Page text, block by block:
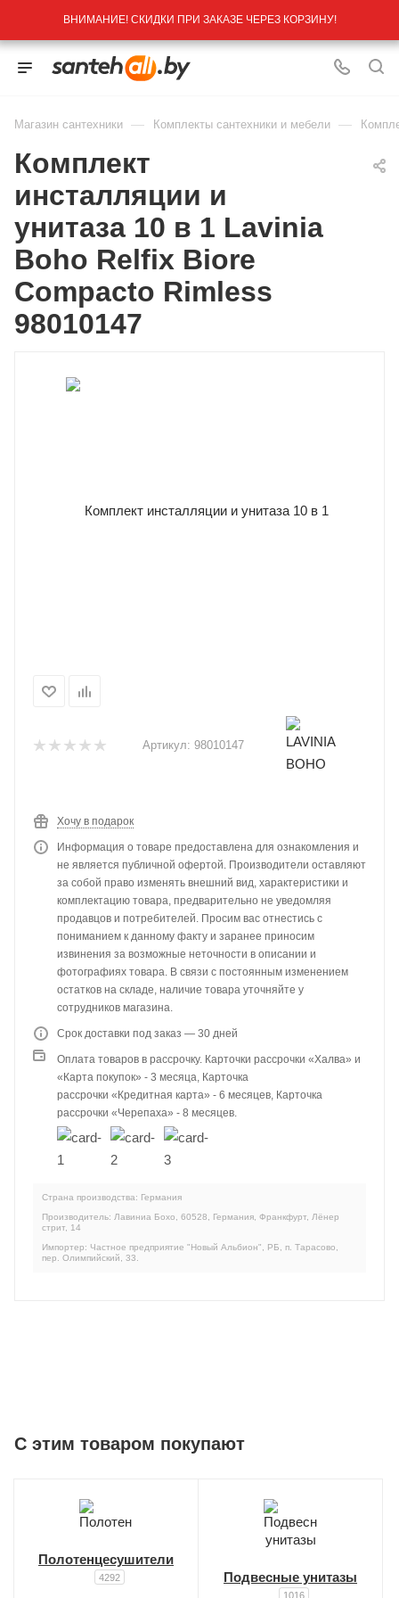
ВНИМАНИЕ! СКИДКИ ПРИ ЗАКАЗЕ ЧЕРЕЗ КОРЗИНУ!
Магазин сантехники — Комплекты сантехники и мебели —
Комплект
инсталляции и
унитаза 10 в 1 Lavinia
Boho Relfix Biore
Compacto Rimless
98010147
Артикул: 98010147
Хочу в подарок
Информация о товаре предоставлена для ознакомления и
не является публичной офертой. Производители оставляют
за собой право изменять внешний вид, характеристики и
комплектацию товара, предварительно не уведомляя
продавцов и потребителей. Просим вас отнестись с
пониманием к данному факту и заранее приносим
извинения за возможные неточности в описании и
фотографиях товара. В связи с постоянным изменением
остатков на складе, наличие товара уточняйте у
сотрудников магазина.
Срок доставки под заказ — 30 дней
Оплата товаров в рассрочку. Карточки рассрочки «Халва» и
«Карта покупок» - 3 месяца, Карточка
рассрочки «Кредитная карта» - 6 месяцев, Карточка
рассрочки «Черепаха» - 8 месяцев.
Страна производства: Германия
Производитель: Лавиниа Бохо, 60528, Германия, Франкфурт, Лёнер
стрит, 14
Импортер: Частное предприятие "Новый Альбион", РБ, п. Тарасово,
пер. Олимпийский, 33.
C этим товаром покупают
Полотенцесушители
4292 Подвесные унитазы
1016